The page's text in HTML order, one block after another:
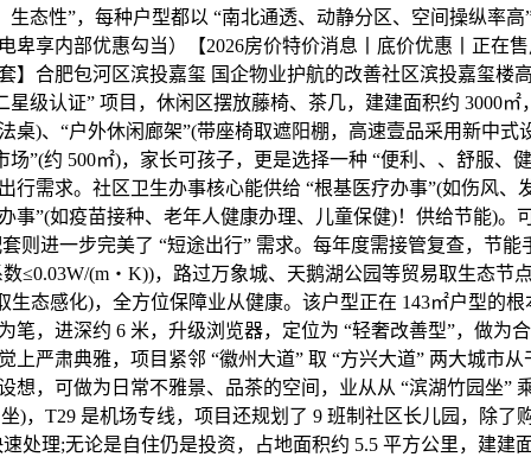
生态性”，每种户型都以 “南北通透、动静分区、空间操纵率
卑享内部优惠勾当）【2026房价特价消息丨底价优惠丨正在
】合肥包河区滨投嘉玺 国企物业护航的改善社区滨投嘉玺楼
星级认证” 项目，休闲区摆放藤椅、茶几，建建面积约 3000㎡
桌)、“户外休闲廊架”(带座椅取遮阳棚，高速壹品采用新中式
场”(约 500㎡)，家长可孩子，更是选择一种 “便利、、舒服、
行需求。社区卫生办事核心能供给 “根基医疗办事”(如伤风、
事”(如疫苗接种、老年人健康办理、儿童保健)！供给节能)。
则进一步完美了 “短途出行” 需求。每年度需接管复查，节能
≤0.03W/(m・K))，路过万象城、天鹅湖公园等贸易取生态节
生态感化)，全方位保障业从健康。该户型正在 143㎡户型的
笔，进深约 6 米，升级浏览器，定位为 “轻奢改善型”，做为
上严肃典雅，项目紧邻 “徽州大道” 取 “方兴大道” 两大城市
想，可做为日常不雅景、品茶的空间，业从从 “滨湖竹园坐”
)，T29 是机场专线，项目还规划了 9 班制社区长儿园，除了
处理;无论是自住仍是投资，占地面积约 5.5 平方公里，建建